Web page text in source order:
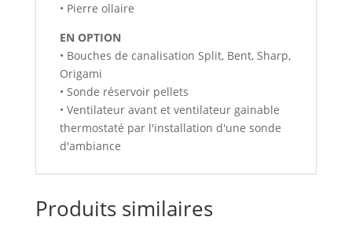
• Pierre ollaire
EN OPTION
• Bouches de canalisation Split, Bent, Sharp,
Origami
• Sonde réservoir pellets
• Ventilateur avant et ventilateur gainable
thermostaté par l'installation d'une sonde
d'ambiance
Produits similaires